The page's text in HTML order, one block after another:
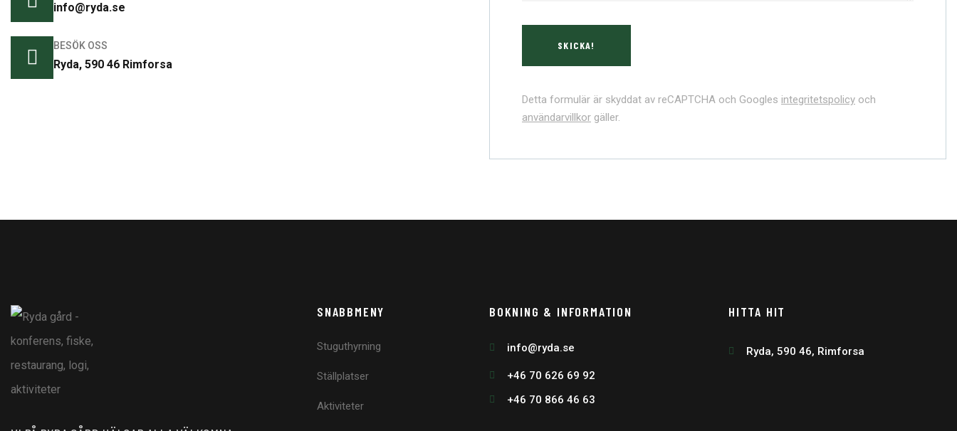
info@ryda.se
BESÖK OSS
Ryda, 590 46 Rimforsa
Detta formulär är skyddat av reCAPTCHA och Googles integritetspolicy och
användarvillkor gäller.
SNABBMENY
Stuguthyrning
Ställplatser
Aktiviteter
BOKNING & INFORMATION
info@ryda.se
+46 70 626 69 92
+46 70 866 46 63
HITTA HIT
Ryda, 590 46, Rimforsa